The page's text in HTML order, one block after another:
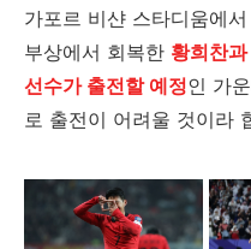
가포르 비샨 스타디움에
부상에서 회복한 황희찬
선수가 출전할 예정인 가
로 출전이 어려울 것이라